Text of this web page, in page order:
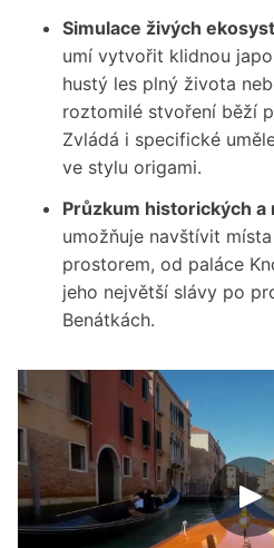
Simulace živých
umí vytvořit klidnou
hustý les plný života
roztomilé stvoření běží
Zvládá i specifické
ve stylu origami.
Průzkum historických a
umožňuje navštívit
prostorem, od paláce
jeho největší slávy po
Benátkách.